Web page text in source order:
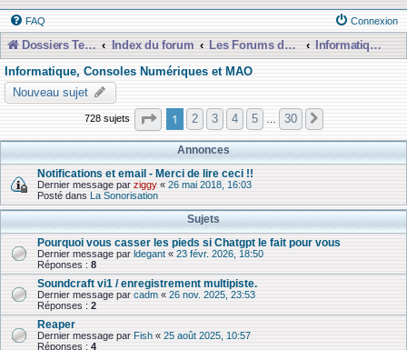
FAQ Connexion
Dossiers Techniques Index du forum Les Forums de Discussions
Informatique, Consoles Numériques et MAO
Informatique, Consoles Numériques et MAO
Nouveau sujet
728 sujets Page 1sur30
1 2 3 4 5 30
Annonces
Notifications et email - Merci de lire ceci !!
Dernier message par ziggy « 26 mai 2018, 16:03
Posté dans La Sonorisation
Sujets
Pourquoi vous casser les pieds si Chatgpt le fait pour vous
Dernier message par ldegant « 23 févr. 2026, 18:50
Réponses : 8
Soundcraft vi1 / enregistrement multipiste.
Dernier message par cadm « 26 nov. 2025, 23:53
Réponses : 2
Reaper
Dernier message par Fish « 25 août 2025, 10:57
Réponses : 4